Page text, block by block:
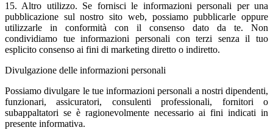
15. Altro utilizzo. Se fornisci le informazioni personali per una
pubblicazione sul nostro sito web, possiamo pubblicarle oppure
utilizzarle in conformità con il consenso dato da te. Non
condividiamo tue informazioni personali con terzi senza il tuo
esplicito consenso ai fini di marketing diretto o indiretto.
Divulgazione delle informazioni personali
Possiamo divulgare le tue informazioni personali a nostri dipendenti,
funzionari, assicuratori, consulenti professionali, fornitori o
subappaltatori se è ragionevolmente necessario ai fini indicati in
presente informativa.